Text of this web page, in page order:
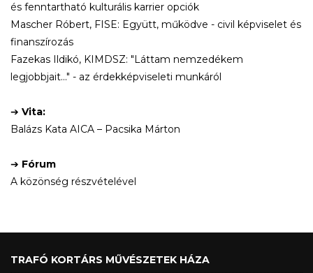
és fenntartható kulturális karrier opciók
Mascher Róbert, FISE: Együtt, működve - civil képviselet és
finanszírozás
Fazekas Ildikó, KIMDSZ: "Láttam nemzedékem
legjobbjait..." - az érdekképviseleti munkáról
➔ Vita:
Balázs Kata AICA – Pacsika Márton
➔ Fórum
A közönség részvételével
TRAFÓ KORTÁRS MŰVÉSZETEK HÁZA